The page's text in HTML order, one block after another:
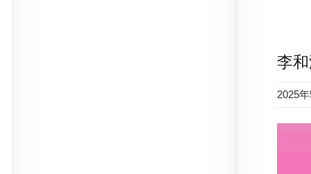
李
2025